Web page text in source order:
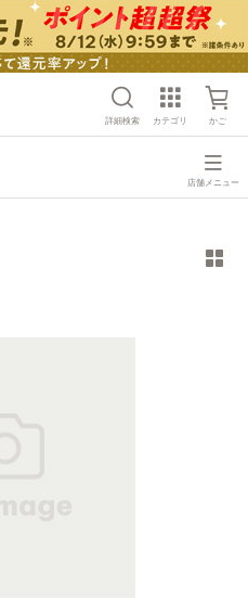
詳細検索 カテゴリ かご
店舗メニュー